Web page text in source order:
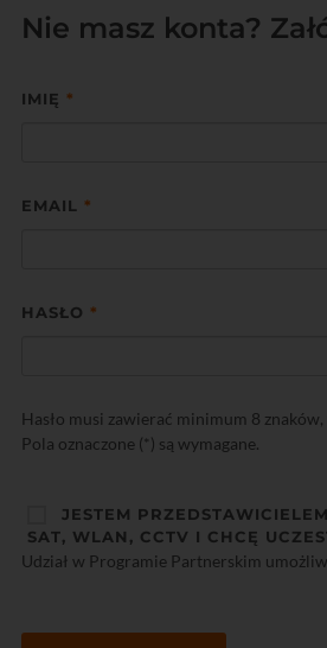
Nie masz konta?
IMIĘ *
EMAIL *
HASŁO *
Hasło musi zawierać minimum 8
Pola oznaczone (*) są wymagane.
JESTEM
SAT, WLAN, CCTV I CHCĘ
Udział w Programie Partnerskim